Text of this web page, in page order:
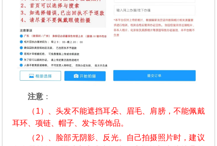
注意 ：
（1）、头发不能遮挡耳朵、眉毛、肩膀，不能佩戴
耳环、项链、帽子、发卡等饰品。
（2）、脸部无阴影、反光。自己拍摄照片时，建议